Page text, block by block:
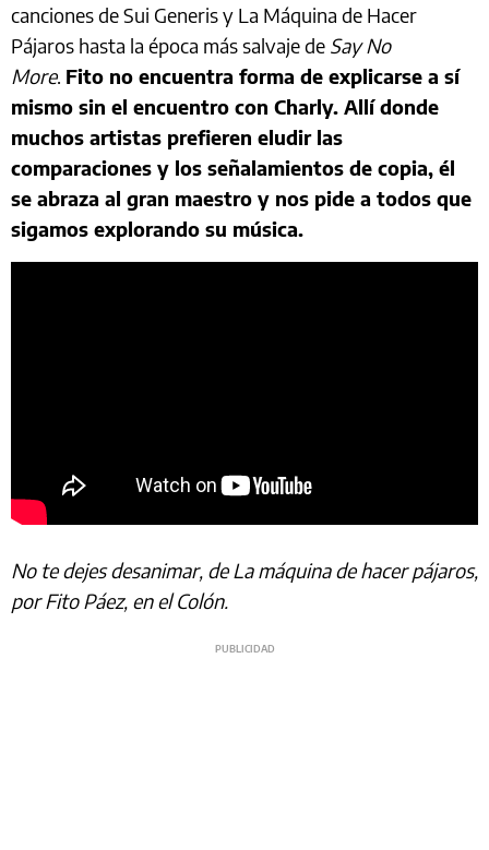
canciones de Sui Generis y La Máquina de Hacer
Pájaros hasta la época más salvaje de Say No
More. Fito no encuentra forma de explicarse a sí
mismo sin el encuentro con Charly. Allí donde
muchos artistas prefieren eludir las
comparaciones y los señalamientos de copia, él
se abraza al gran maestro y nos pide a todos que
sigamos explorando su música.
No te dejes desanimar, de La máquina de hacer pájaros,
por Fito Páez, en el Colón.